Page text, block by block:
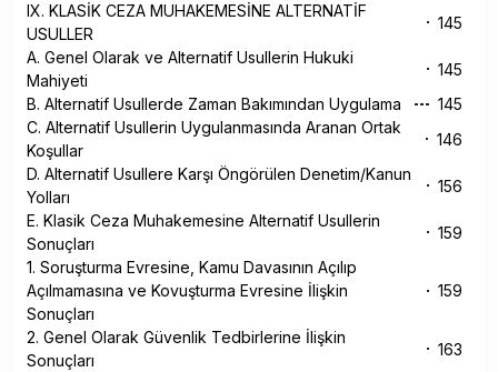
IX. KLASİK CEZA MUHAKEMESİNE ALTERNATİF
USULLER
145
A. Genel Olarak ve Alternatif Usullerin Hukuki
Mahiyeti
145
B. Alternatif Usullerde Zaman Bakımından Uygulama
145
C. Alternatif Usullerin Uygulanmasında Aranan Ortak
Koşullar
146
D. Alternatif Usullere Karşı Öngörülen Denetim/Kanun
Yolları
156
E. Klasik Ceza Muhakemesine Alternatif Usullerin
Sonuçları
159
1. Soruşturma Evresine, Kamu Davasının Açılıp
Açılmamasına ve Kovuşturma Evresine İlişkin
Sonuçları
159
2. Genel Olarak Güvenlik Tedbirlerine İlişkin
Sonuçları
163